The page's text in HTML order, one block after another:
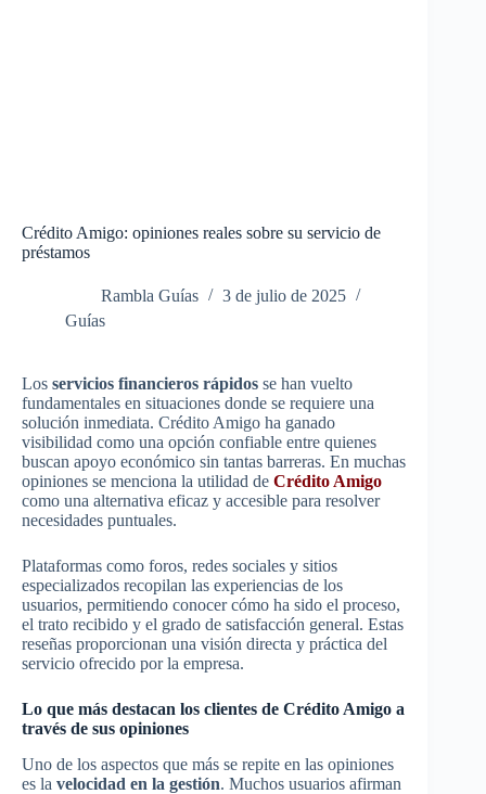
Crédito Amigo: opiniones reales sobre su servicio de
préstamos
Rambla Guías
3 de julio de 2025
Guías
Los servicios financieros rápidos se han vuelto
fundamentales en situaciones donde se requiere una
solución inmediata. Crédito Amigo ha ganado
visibilidad como una opción confiable entre quienes
buscan apoyo económico sin tantas barreras. En muchas
opiniones se menciona la utilidad de Crédito Amigo
como una alternativa eficaz y accesible para resolver
necesidades puntuales.
Plataformas como foros, redes sociales y sitios
especializados recopilan las experiencias de los
usuarios, permitiendo conocer cómo ha sido el proceso,
el trato recibido y el grado de satisfacción general. Estas
reseñas proporcionan una visión directa y práctica del
servicio ofrecido por la empresa.
Lo que más destacan los clientes de Crédito Amigo a
través de sus opiniones
Uno de los aspectos que más se repite en las opiniones
es la velocidad en la gestión. Muchos usuarios afirman